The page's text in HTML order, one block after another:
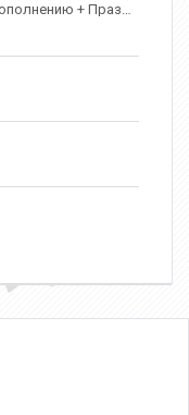
Праздничный Бонус К Пополнению + Праздничные Привилегии